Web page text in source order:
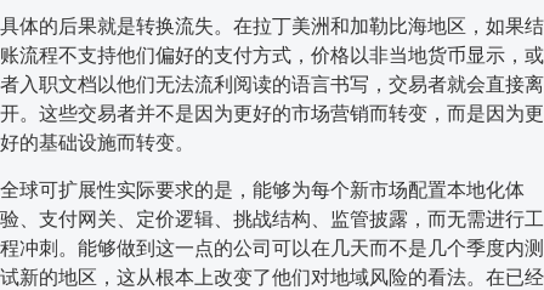
具体的后果就是转换流失。在拉丁美洲和加勒比海地区，如果结
账流程不支持他们偏好的支付方式，价格以非当地货币显示，或
者入职文档以他们无法流利阅读的语言书写，交易者就会直接离
开。这些交易者并不是因为更好的市场营销而转变，而是因为更
好的基础设施而转变。
全球可扩展性实际要求的是，能够为每个新市场配置本地化体
验、支付网关、定价逻辑、挑战结构、监管披露，而无需进行工
程冲刺。能够做到这一点的公司可以在几天而不是几个季度内测
试新的地区，这从根本上改变了他们对地域风险的看法。在已经